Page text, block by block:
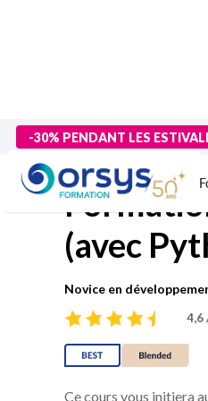
-30% PENDANT LES
> Formations>
(avec
Novice en
4,6
Ce cours vous initiera